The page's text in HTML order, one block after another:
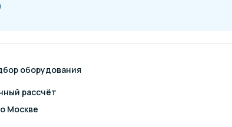
оборудования
рассчёт
Москве